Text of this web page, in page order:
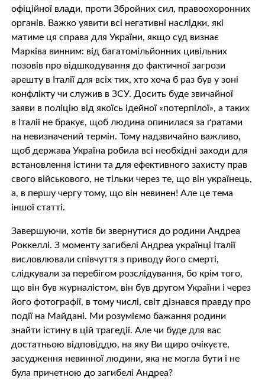
офіційної влади, проти Збройних сил, правоохоронних
органів. Важко уявити всі негативні наслідки, які
матиме ця справа для України, якщо суд визнає
Марківа винним: від багатомільйонних цивільних
позовів про відшкодування до фактичної загрози
арешту в Італії для всіх тих, хто хоча б раз був у зоні
конфлікту чи служив в ЗСУ. Досить буде звичайної
заяви в поліцію від якоїсь ідейної «потерпілої», а таких
в Італії не бракує, щоб людина опинилася за ґратами
на невизначений термін. Тому надзвичайно важливо,
щоб держава Україна робила всі необхідні заходи для
встановлення істини та для ефективного захисту прав
свого військового, не тільки через те, що він українець,
а, в першу чергу тому, що він невинен! Але це тема
іншої статті.
Завершуючи, хотів би звернутися до родини Андреа
Роккеллі. З моменту загибелі Андреа українці Італії
висловлювали співчуття з приводу його смерті,
слідкували за перебігом розслідування, бо крім того,
що він був журналістом, він був другом України і через
його фотографії, в тому числі, світ дізнався правду про
події на Майдані. Ми розуміємо бажання родини
знайти істину в цій трагедії. Але чи буде для вас
достатньою відповіддю, на яку Ви щиро очікуєте,
засудження невинної людини, яка не могла бути і не
була причетною до загибелі Андреа?